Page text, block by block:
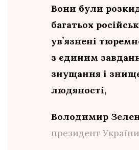
Вони були
багатьох
увʼязнені
з єдиним
знущання і
людяності,
Володимир
президент України